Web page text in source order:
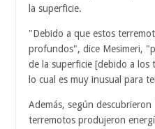
la superficie.
"Debido a que estos
profundos", dice Mesimeri,
de la superficie [debido a los
lo cual es muy inusual para
Además, según
terremotos produjeron